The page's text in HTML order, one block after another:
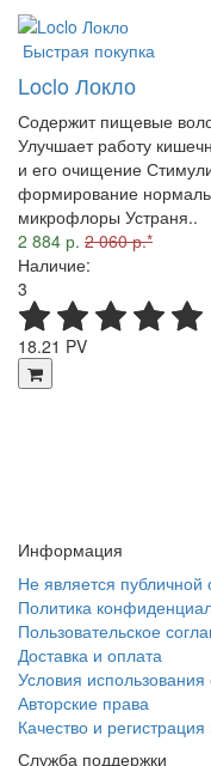
Быстрая покупка
Loclo Локло
Содержит пищевые
Улучшает работу
и его очищение
формирование
микрофлоры Устраня..
2 884 р. 2 060 р.*
Наличие:
3
18.21 PV
Информация
Не является публичной
Политика
Пользовательское
Доставка и оплата
Условия использования
Авторские права
Качество и
Служба поддержки